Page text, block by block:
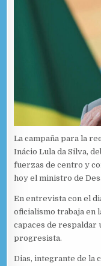
La campaña para la
Inácio Lula da Silva,
fuerzas de centro y
hoy el ministro de
En entrevista con el
oficialismo trabaja en
capaces de respaldar
progresista.
Dias, integrante de la